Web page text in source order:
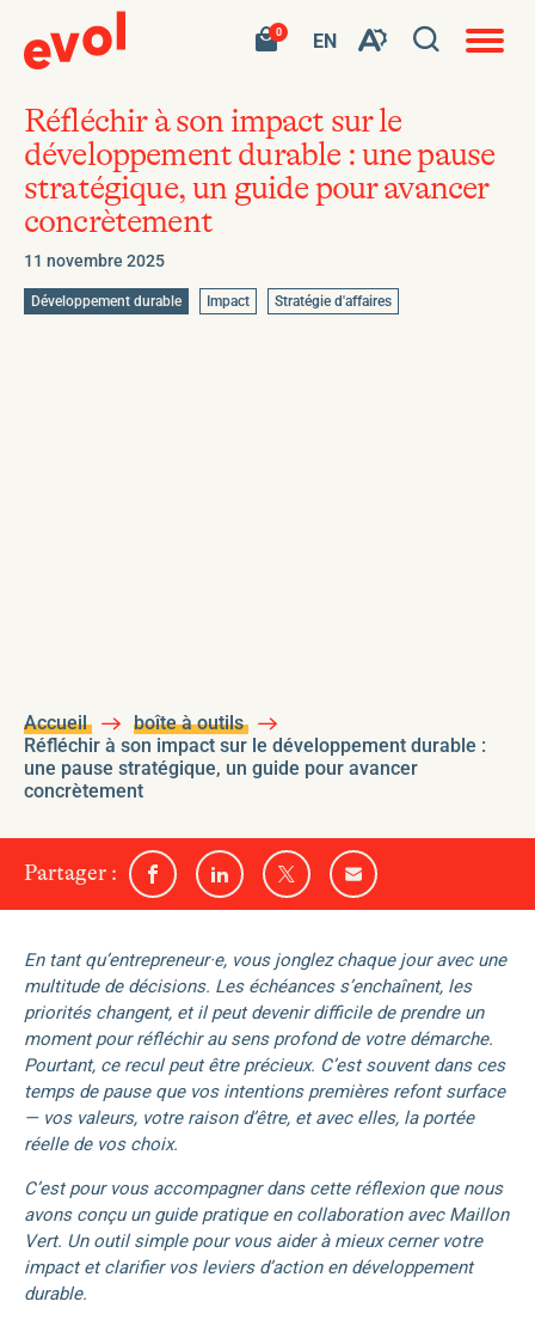
0Votre
panier
Accéder
ENVISITER
:
EN.
Ouvrez
barre
d'outils
de
Ouvrir
en
site
Réfléchir à son impact sur le
développement durable : une pause
stratégique, un guide pour avancer
concrètement
11 novembre 2025
Développement durable Impact Stratégie d'affaires
Accueil
boîte à outils
Réfléchir à son impact sur le développement durable :
une pause stratégique, un guide pour avancer
concrètement
Partagersur
l'un
sociaux
suivants
:
Partager
sur
Partager
sur
Partager
sur
Partager
par
En tant qu’entrepreneur·e, vous jonglez chaque jour avec une
multitude de décisions. Les échéances s’enchaînent, les
priorités changent, et il peut devenir difficile de prendre un
moment pour réfléchir au sens profond de votre démarche.
Pourtant, ce recul peut être précieux. C’est souvent dans ces
temps de pause que vos intentions premières refont surface
— vos valeurs, votre raison d’être, et avec elles, la portée
réelle de vos choix.
C’est pour vous accompagner dans cette réflexion que nous
avons conçu un guide pratique en collaboration avec Maillon
Vert. Un outil simple pour vous aider à mieux cerner votre
impact et clarifier vos leviers d’action en développement
durable.